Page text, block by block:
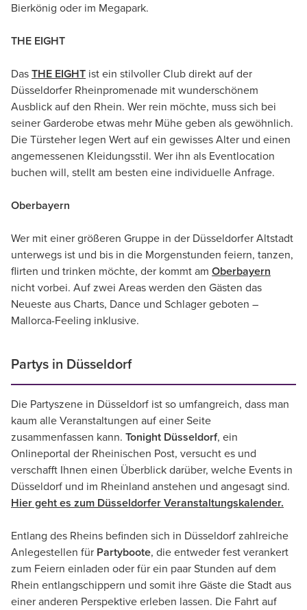
Bierkönig oder im Megapark.
THE EIGHT
Das THE EIGHT ist ein stilvoller Club direkt auf der
Düsseldorfer Rheinpromenade mit wunderschönem
Ausblick auf den Rhein. Wer rein möchte, muss sich bei
seiner Garderobe etwas mehr Mühe geben als gewöhnlich.
Die Türsteher legen Wert auf ein gewisses Alter und einen
angemessenen Kleidungsstil. Wer ihn als Eventlocation
buchen will, stellt am besten eine individuelle Anfrage.
Oberbayern
Wer mit einer größeren Gruppe in der Düsseldorfer Altstadt
unterwegs ist und bis in die Morgenstunden feiern, tanzen,
flirten und trinken möchte, der kommt am Oberbayern
nicht vorbei. Auf zwei Areas werden den Gästen das
Neueste aus Charts, Dance und Schlager geboten –
Mallorca-Feeling inklusive.
Partys in Düsseldorf
Die Partyszene in Düsseldorf ist so umfangreich, dass man
kaum alle Veranstaltungen auf einer Seite
zusammenfassen kann. Tonight Düsseldorf, ein
Onlineportal der Rheinischen Post, versucht es und
verschafft Ihnen einen Überblick darüber, welche Events in
Düsseldorf und im Rheinland anstehen und angesagt sind.
Hier geht es zum Düsseldorfer Veranstaltungskalender.
Entlang des Rheins befinden sich in Düsseldorf zahlreiche
Anlegestellen für Partyboote, die entweder fest verankert
zum Feiern einladen oder für ein paar Stunden auf dem
Rhein entlangschippern und somit ihre Gäste die Stadt aus
einer anderen Perspektive erleben lassen. Die Fahrt auf